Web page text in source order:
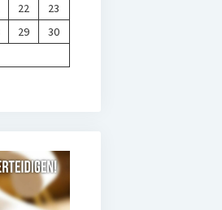
22
23
29
30